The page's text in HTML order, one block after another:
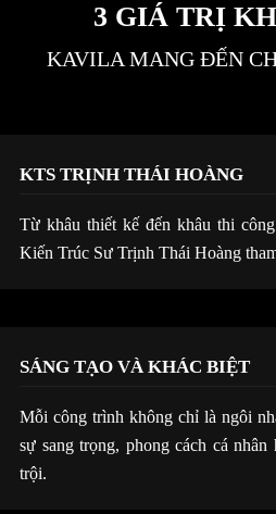
3 GIÁ TRỊ
KAVILA MANG ĐẾN
KTS TRỊNH THÁI HOÀNG
Từ khâu thiết kế đến khâu thi
Kiến Trúc Sư Trịnh Thái Hoàng
SÁNG TẠO VÀ KHÁC BIỆT
Mỗi công trình không chỉ là ngôi
sự sang trọng, phong cách cá
trội.